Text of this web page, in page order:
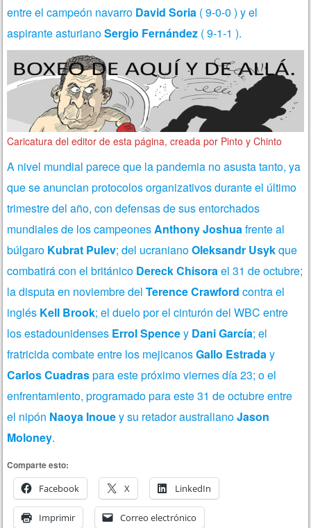
entre el campeón navarro David Soria ( 9-0-0 ) y el
aspirante asturianoSergio Fernández ( 9-1-1 ).
Caricatura del editor de esta página, creada por Pinto y Chinto
A nivel mundial parece que la pandemia no asusta tanto, ya
que se anuncian protocolos organizativos durante el último
trimestre del año, con defensas de sus entorchados
mundiales de los campeonesAnthony Joshuafrente al
búlgaro Kubrat Pulev; del ucranianoOleksandr Usykque
combatirá con el británico Dereck Chisorael 31 de octubre;
la disputa en noviembre delTerence Crawford contra el
inglés Kell Brook; el duelo por el cinturón del WBC entre
los estadounidenses Errol Spencey Dani García; el
fratricida combate entre los mejicanosGallo Estraday
Carlos Cuadraspara este próximo viernes día 23; o el
enfrentamiento, programado para este 31 de octubre entre
el nipón Naoya Inouey su retador australianoJason
Moloney.
Comparte esto:
Facebook
X LinkedIn
Imprimir Correo electrónico